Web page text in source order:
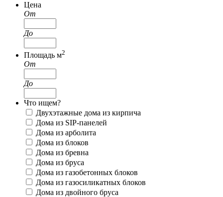
Цена
От
До
Площадь м2
От
До
Что ищем?
Двухэтажные дома из кирпича
Дома из SIP-панелей
Дома из арболита
Дома из блоков
Дома из бревна
Дома из бруса
Дома из газобетонных блоков
Дома из газосиликатных блоков
Дома из двойного бруса